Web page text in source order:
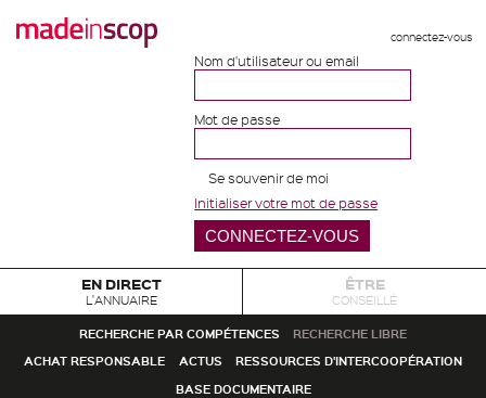
connectez-vous
Nom d'utilisateur ou email
Mot de passe
Se souvenir de moi
Initialiser votre mot de passe
EN DIRECT
L'ANNUAIRE
ÊTRE
CONSEILLÉ
RECHERCHE PAR COMPÉTENCES
RECHERCHE LIBRE
ACHAT RESPONSABLE
ACTUS
RESSOURCES D'INTERCOOPÉRATION
BASE DOCUMENTAIRE